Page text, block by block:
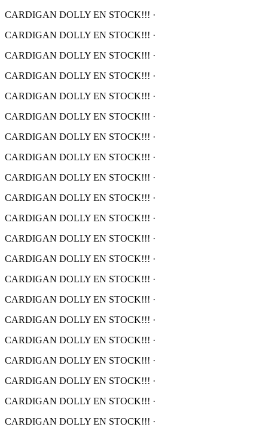
CARDIGAN DOLLY EN STOCK!!! ·
CARDIGAN DOLLY EN STOCK!!! ·
CARDIGAN DOLLY EN STOCK!!! ·
CARDIGAN DOLLY EN STOCK!!! ·
CARDIGAN DOLLY EN STOCK!!! ·
CARDIGAN DOLLY EN STOCK!!! ·
CARDIGAN DOLLY EN STOCK!!! ·
CARDIGAN DOLLY EN STOCK!!! ·
CARDIGAN DOLLY EN STOCK!!! ·
CARDIGAN DOLLY EN STOCK!!! ·
CARDIGAN DOLLY EN STOCK!!! ·
CARDIGAN DOLLY EN STOCK!!! ·
CARDIGAN DOLLY EN STOCK!!! ·
CARDIGAN DOLLY EN STOCK!!! ·
CARDIGAN DOLLY EN STOCK!!! ·
CARDIGAN DOLLY EN STOCK!!! ·
CARDIGAN DOLLY EN STOCK!!! ·
CARDIGAN DOLLY EN STOCK!!! ·
CARDIGAN DOLLY EN STOCK!!! ·
CARDIGAN DOLLY EN STOCK!!! ·
CARDIGAN DOLLY EN STOCK!!! ·